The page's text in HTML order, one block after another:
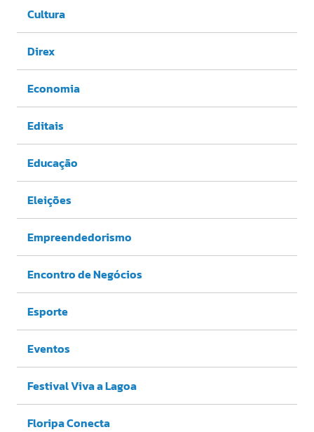
Cultura
Direx
Economia
Editais
Educação
Eleições
Empreendedorismo
Encontro de Negócios
Esporte
Eventos
Festival Viva a Lagoa
Floripa Conecta